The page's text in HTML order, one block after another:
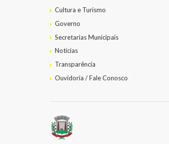
Cultura e Turismo
Governo
Secretarias Municipais
Notícias
Transparência
Ouvidoria / Fale Conosco